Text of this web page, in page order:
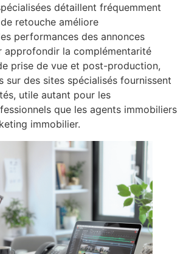
détaillent fréquemment
retouche améliore
performances des annonces
approfondir la complémentarité
prise de vue et post-production,
sur des sites spécialisés fournissent
utile autant pour les
que les agents immobiliers
immobilier.